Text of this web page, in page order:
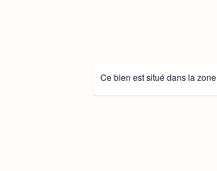
Ce bien est situé dans la zone